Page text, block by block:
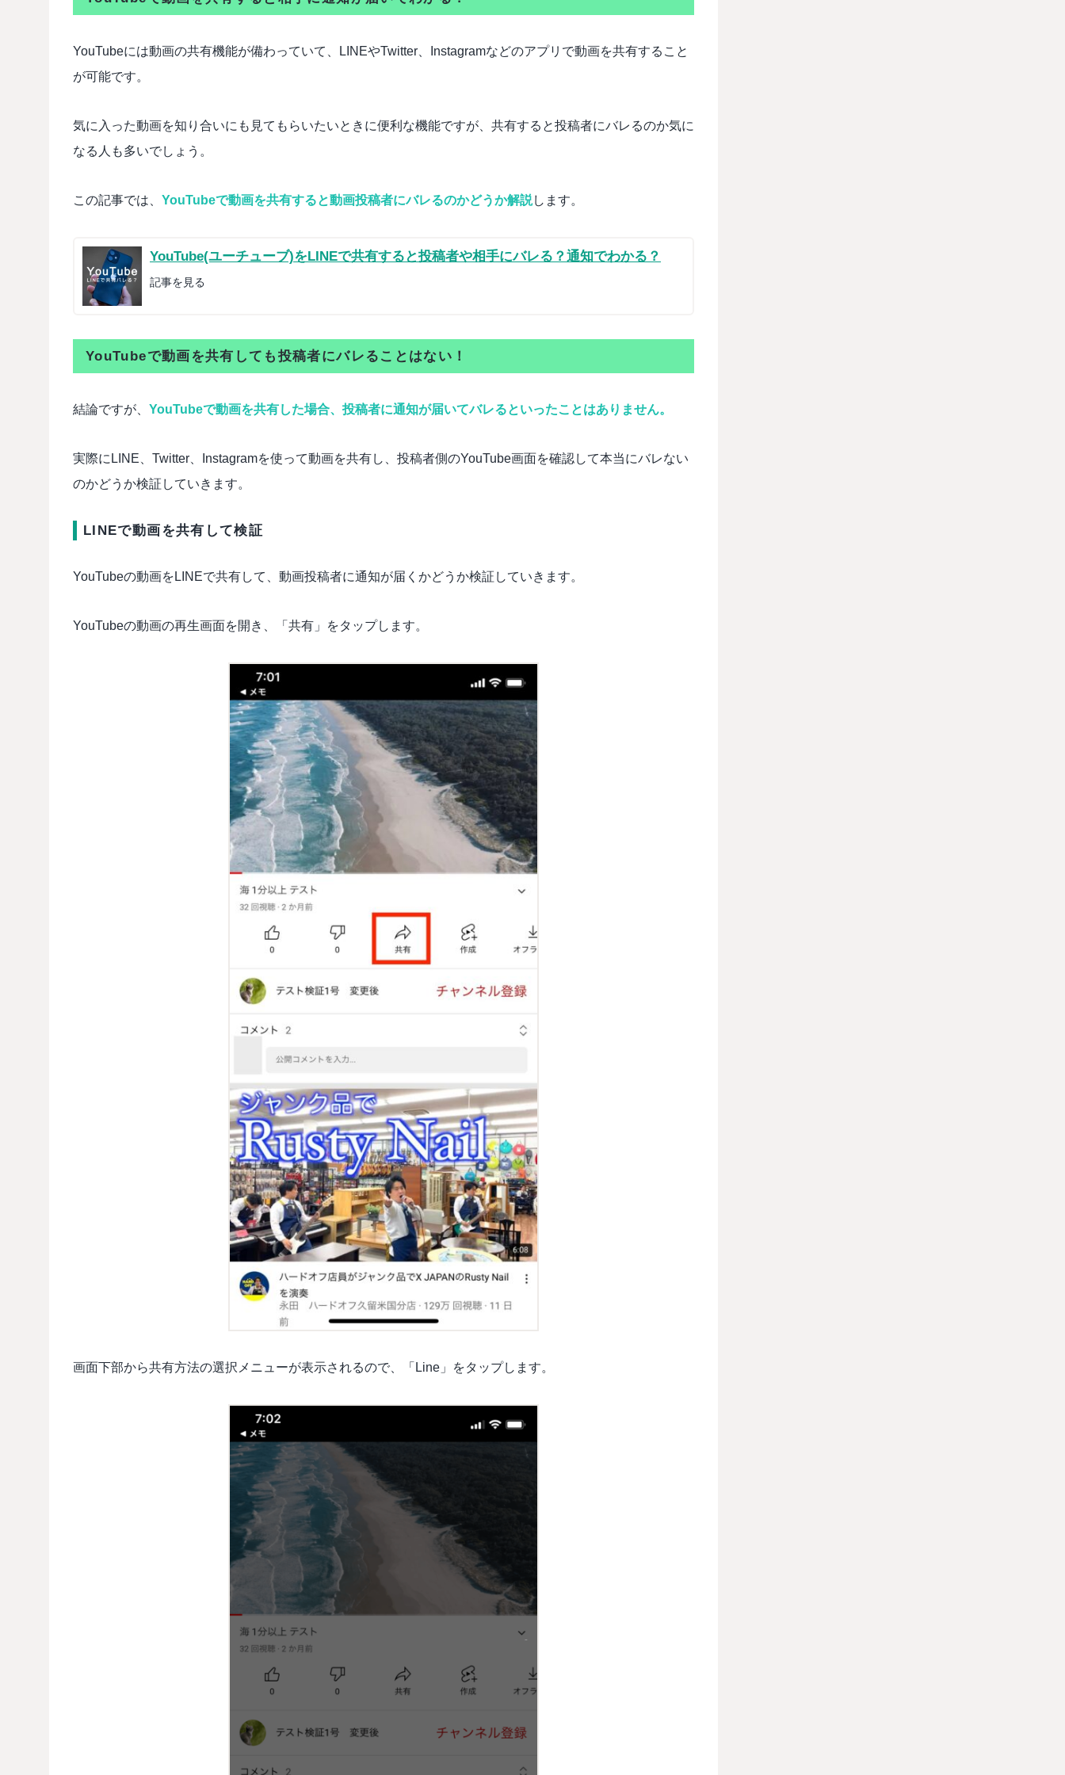
YouTubeには動画の共有機能が備わっていて、LINEやTwitter、Instagramなどのアプリで動画を共有すること
が可能です。
気に入った動画を知り合いにも見てもらいたいときに便利な機能ですが、共有すると投稿者にバレるのか気に
なる人も多いでしょう。
この記事では、 YouTubeで動画を共有すると動画投稿者にバレるのかどうか解説します。
YouTube(ユーチューブ)をLINEで共有すると投稿者や相手にバレる？通知でわかる？
記事を見る
YouTubeで動画を共有しても投稿者にバレることはない！
結論ですが、 YouTubeで動画を共有した場合、投稿者に通知が届いてバレるといったことはありません。
実際にLINE、Twitter、Instagramを使って動画を共有し、投稿者側のYouTube画面を確認して本当にバレない
のかどうか検証していきます。
LINEで動画を共有して検証
YouTubeの動画をLINEで共有して、動画投稿者に通知が届くかどうか検証していきます。
YouTubeの動画の再生画面を開き、「共有」をタップします。
画面下部から共有方法の選択メニューが表示されるので、「Line」をタップします。